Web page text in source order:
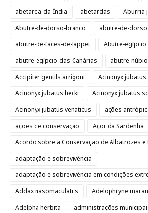
abetarda-da-Índia
abetardas
Aburria
Abutre-de-dorso-branco
abutre-de-
abutre-de-faces-de-lappet
Abutre-egípcio
abutre-egípcio-das-Canárias
abutre-núbio
Accipiter gentils arrigoni
Acinonyx jubatus
Acinonyx jubatus hecki
Acinonyx jubatus
Acinonyx jubatus venaticus
ações
ações de conservação
Açor da Sardenha
Acordo sobre a Conservação de Albatrozes e
adaptação e sobrevivência
adaptação e sobrevivência em condições
Addax nasomaculatus
Adelophryne
Adelpha herbita
administrações